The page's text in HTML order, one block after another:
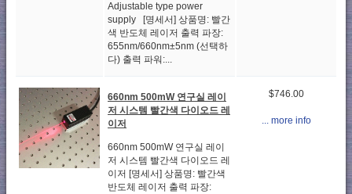
Adjustable type power
supply [명세서] 상품명: 빨간
색 반도체 레이저 출력 파장:
655nm/660nm±5nm (선택하
다) 출력 파워:...
660nm 500mW 연구실 레이
저 시스템 빨간색 다이오드 레
이저
660nm 500mW 연구실 레이
저 시스템 빨간색 다이오드 레
이저 [명세서] 상품명: 빨간색
반도체 레이저 출력 파장:
$746.00
... more info